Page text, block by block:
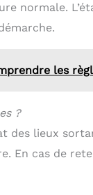
normale.
les
?
des lieux
En cas de